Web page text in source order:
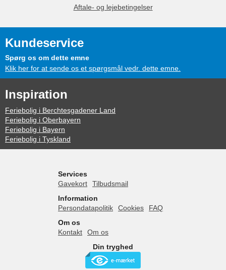
Aftale- og lejebetingelser
Kundeservice
Spørg os om dette emne
Klik her for at sende os et spørgsmål vedr. dette emne.
Inspiration
Feriebolig i Berchtesgadener Land
Feriebolig i Oberbayern
Feriebolig i Bayern
Feriebolig i Tyskland
Services
Gavekort
Tilbudsmail
Information
Persondatapolitik
Cookies
FAQ
Om os
Kontakt
Om os
Din tryghed